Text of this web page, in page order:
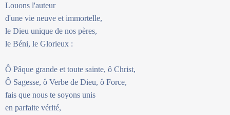
Louons l'auteur
d'une vie neuve et immortelle,
le Dieu unique de nos pères,
le Béni, le Glorieux :
Ô Pâque grande et toute sainte, ô Christ,
Ô Sagesse, ô Verbe de Dieu, ô Force,
fais que nous te soyons unis
en parfaite vérité,